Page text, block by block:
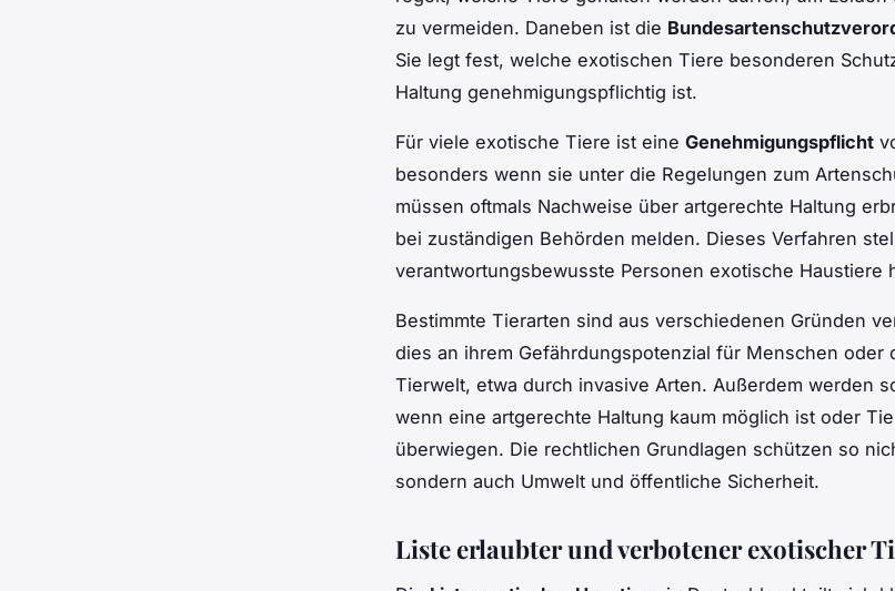
zu vermeiden. Daneben ist die
Sie legt fest, welche exotischen Tiere besonderen
Haltung genehmigungspflichtig ist.
Für viele exotische Tiere ist eine Genehmigungspflicht
besonders wenn sie unter die Regelungen zum
müssen oftmals Nachweise über artgerechte Haltung
bei zuständigen Behörden melden. Dieses Verfahren
verantwortungsbewusste Personen exotische Haustiere
Bestimmte Tierarten sind aus verschiedenen Gründen
dies an ihrem Gefährdungspotenzial für Menschen oder
Tierwelt, etwa durch invasive Arten. Außerdem werden
wenn eine artgerechte Haltung kaum möglich ist oder
überwiegen. Die rechtlichen Grundlagen schützen so
sondern auch Umwelt und öffentliche Sicherheit.
Liste erlaubter und verbotener exotischer